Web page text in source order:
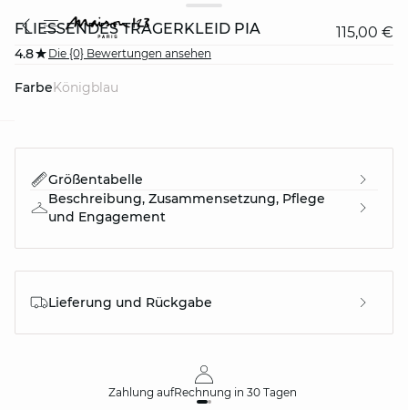
FLIESSENDES TRÄGERKLEID PIA 115,00 €
4.8 Die {0} Bewertungen ansehen
Farbe königblau
Größentabelle
Beschreibung, Zusammensetzung, Pflege
und Engagement
Lieferung und Rückgabe
Zahlung aufRechnung in 30 Tagen